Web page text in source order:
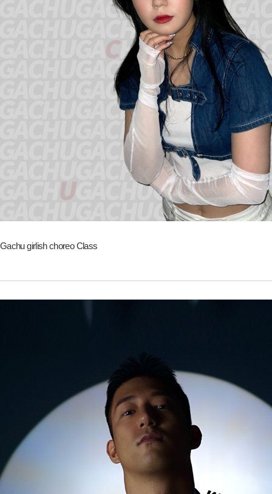
Gachu girlish choreo Class